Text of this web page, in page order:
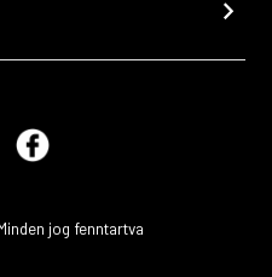
chevron_right
jog fenntartva